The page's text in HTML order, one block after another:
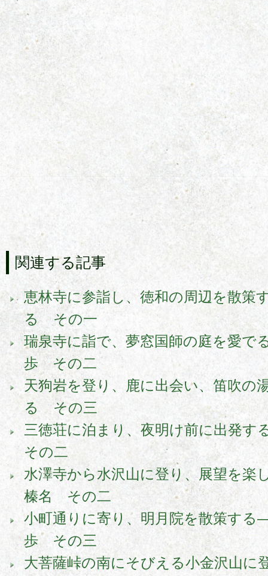
関連する記事
恵林寺に参詣し、徳和の周辺を散
る その一
瑞泉寺に詣で、夢窓国師の庭を愛
歩 その二
天狗岩を登り、鹿に出会い、笛吹
る その三
三徳荘に泊まり、夜明け前に出発
その二
水澤寺から水沢山に登り、展望を
榛名 その二
小町通りに寄り、明月院を散策す
歩 その三
大菩薩峠の南にそびえる小金沢山に